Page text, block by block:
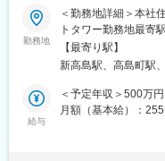
ておりますので製品
■当社について：
◇世界で唯一の性能
トウェアをフランス
しております。現在
れに伴い、サービス
してきている為、
（1）取扱説明書：
性を備えた電子化への
（2）修理書：他シス
性向上と共に、過去
精度向上
勤務地
＜勤務地詳細＞本社
トタワー勤務地最寄
内全面禁煙変更の範
む）
【最寄り駅】
新高島駅、高島町駅
給与
＜予定年収＞500万
月額（基本給）：